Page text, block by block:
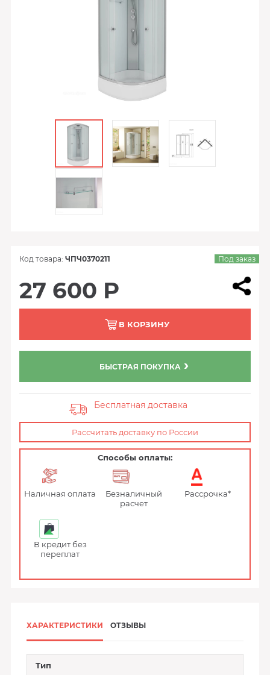
Код товара: ЧПЧ0370211 Под заказ
27 600 Р
В КОРЗИНУ
БЫСТРАЯ ПОКУПКА
Бесплатная доставка
Рассчитать доставку по России
Способы оплаты:
Наличная оплата
Безналичный
расчет
Рассрочка*
В кредит без
переплат
ХАРАКТЕРИСТИКИ ОТЗЫВЫ
Тип